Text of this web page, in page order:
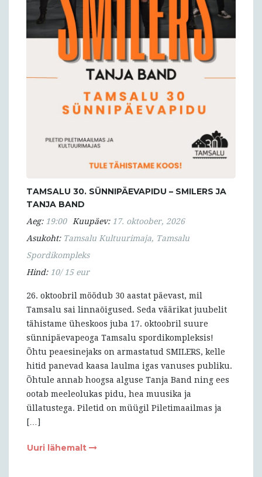
TAMSALU 30. SÜNNIPÄEVAPIDU – SMILERS JA
TANJA BAND
Aeg: 19:00 Kuupäev: 17. oktoober, 2026
Asukoht: Tamsalu Kultuurimaja, Tamsalu
Spordikompleks
Hind: 10/ 15 eur
26. oktoobril möödub 30 aastat päevast, mil
Tamsalu sai linnaõigused. Seda väärikat juubelit
tähistame üheskoos juba 17. oktoobril suure
sünnipäevapeoga Tamsalu spordikompleksis!
Õhtu peaesinejaks on armastatud SMILERS, kelle
hitid panevad kaasa laulma igas vanuses publiku.
Õhtule annab hoogsa alguse Tanja Band ning ees
ootab meeleolukas pidu, hea muusika ja
üllatustega. Piletid on müügil Piletimaailmas ja
[…]
Uuri lähemalt